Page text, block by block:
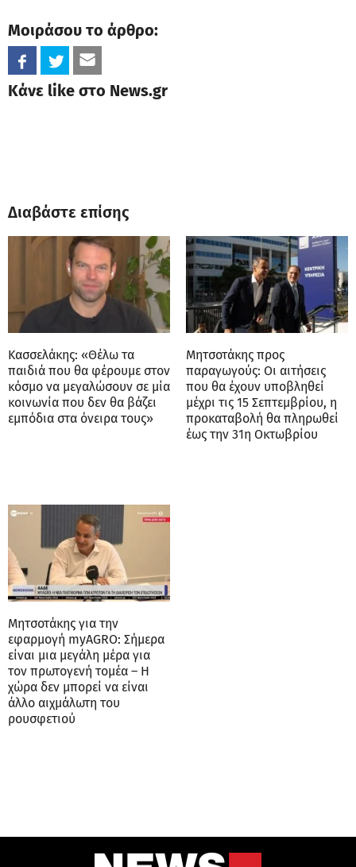
Μοιράσου το άρθρο:
Κάνε like στο News.gr
Διαβάστε επίσης
Κασσελάκης: «Θέλω τα
παιδιά που θα φέρουμε στον
κόσμο να μεγαλώσουν σε μία
κοινωνία που δεν θα βάζει
εμπόδια στα όνειρα τους»
Μητσοτάκης προς
παραγωγούς: Οι αιτήσεις
που θα έχουν υποβληθεί
μέχρι τις 15 Σεπτεμβρίου, η
προκαταβολή θα πληρωθεί
έως την 31η Οκτωβρίου
Μητσοτάκης για την
εφαρμογή myAGRO: Σήμερα
είναι μια μεγάλη μέρα για
τον πρωτογενή τομέα – Η
χώρα δεν μπορεί να είναι
άλλο αιχμάλωτη του
ρουσφετιού